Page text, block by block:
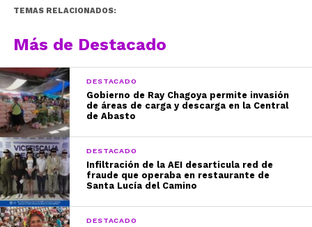
TEMAS RELACIONADOS:
Más de Destacado
DESTACADO
Gobierno de Ray Chagoya permite invasión
de áreas de carga y descarga en la Central
de Abasto
DESTACADO
Infiltración de la AEI desarticula red de
fraude que operaba en restaurante de
Santa Lucía del Camino
DESTACADO